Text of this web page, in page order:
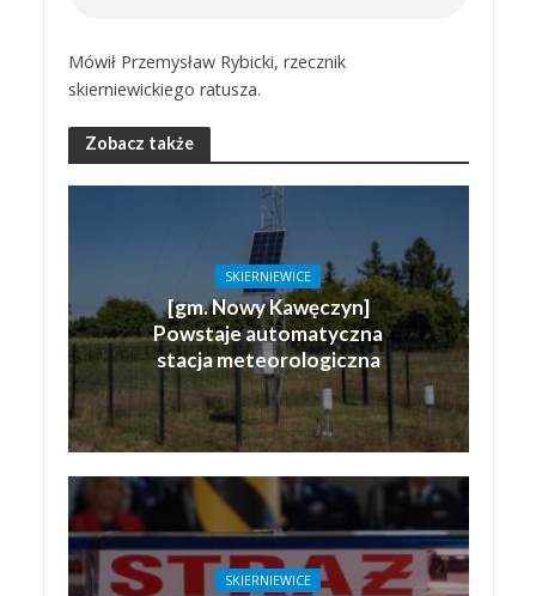
Mówił Przemysław Rybicki, rzecznik
skierniewickiego ratusza.
Zobacz także
SKIERNIEWICE
[gm. Nowy Kawęczyn]
Powstaje automatyczna
stacja meteorologiczna
SKIERNIEWICE